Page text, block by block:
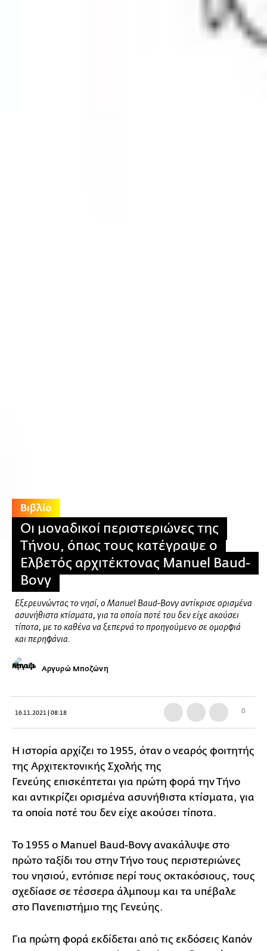
Βιβλίο
Οι μοναδικοί περιστεριώνες της
Τήνου, όπως τους κατέγραψε ο
Ελβετός αρχιτέκτονας Manuel Baud-
Bovy
Εξερευνώντας το νησί, ο Manuel Baud-Bovy αντίκρισε ορισμένα
ασυνήθιστα κτίσματα, για τα οποία ποτέ του δεν είχε ακούσει
τίποτα, με το καθένα να ξεπερνά το προηγούμενο σε ομορφιά
και περηφάνια.
Αργυρώ Μποζώνη
16.11.2021 | 08:18 0
Η ιστορία αρχίζει το 1955, όταν ο νεαρός φοιτητής
της Αρχιτεκτονικής Σχολής της
Γενεύης επισκέπτεται για πρώτη φορά την Τήνο
και αντικρίζει ορισμένα ασυνήθιστα κτίσματα, για
τα οποία ποτέ του δεν είχε ακούσει τίποτα.
Το 1955 ο Manuel Baud-Bovy ανακάλυψε στο
πρώτο ταξίδι του στην Τήνο τους περιστεριώνες
του νησιού, εντόπισε περί τους οκτακόσιους, τους
σχεδίασε σε τέσσερα άλμπουμ και τα υπέβαλε
στο Πανεπιστήμιο της Γενεύης.
Για πρώτη φορά εκδίδεται από τις εκδόσεις Καπόν